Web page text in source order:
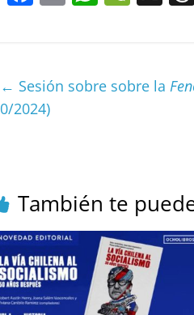
b
o
A at
← Sesión sobre sobre la
0/2024)
También te